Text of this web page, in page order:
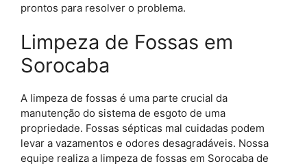
prontos para resolver o problema.
Limpeza de Fossas em
Sorocaba
A limpeza de fossas é uma parte crucial da
manutenção do sistema de esgoto de uma
propriedade. Fossas sépticas mal cuidadas podem
levar a vazamentos e odores desagradáveis. Nossa
equipe realiza a limpeza de fossas em Sorocaba de